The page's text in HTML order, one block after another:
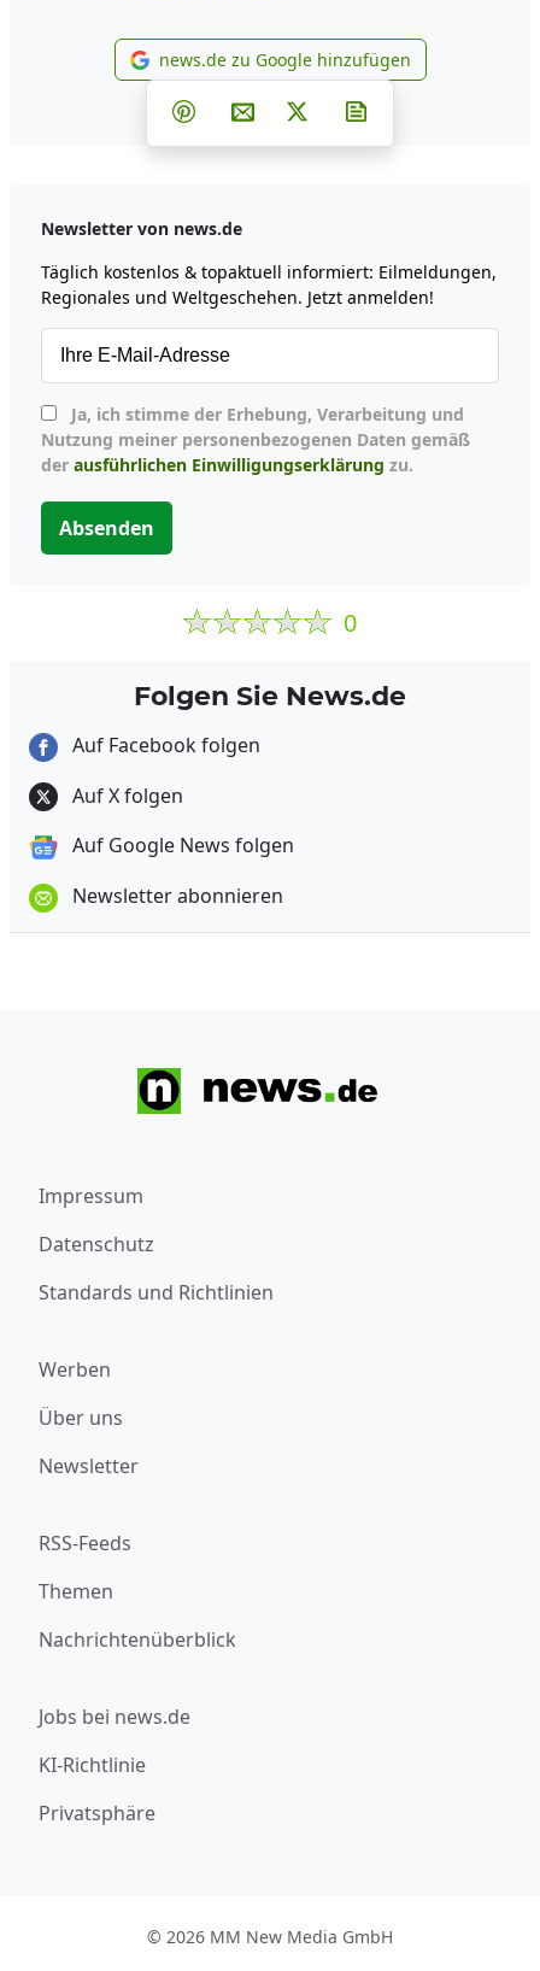
news.de zu Google
news.de zu Google hinzufügen
Teilen auf Facebook
Teilen auf Whatsapp
Teilen auf Telegram
Teilen auf Pinterest
Per E-Mail teilen
Post auf X
Newsletter von news.de
Täglich kostenlos & topaktuell informiert: Eilmeldungen,
Regionales und Weltgeschehen. Jetzt anmelden!
Nutzung meiner personenbezogenen Daten gemäß
der ausführlichen Einwilligungserklärung zu.
Absenden
0
Folgen Sie News.de
Auf Facebook folgen
Auf X folgen
Auf Google News folgen
Newsletter abonnieren
Impressum
Datenschutz
Standards und Richtlinien
Werben
Über uns
Newsletter
RSS-Feeds
Themen
Nachrichtenüberblick
Jobs bei news.de
KI-Richtlinie
Privatsphäre
© 2026 MM New Media GmbH